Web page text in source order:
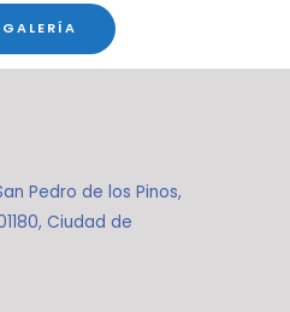
Pedro de los Pinos,
Ciudad de